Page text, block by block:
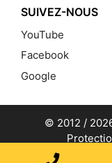
SUIVEZ-NOUS
YouTube
Facebook
Google
© 2012 /